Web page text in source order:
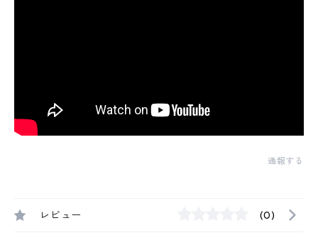
通報する
レビュー (0)